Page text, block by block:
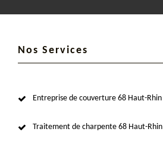
Nos Services
Entreprise de couverture 68 Haut-Rhin
Traitement de charpente 68 Haut-Rhin